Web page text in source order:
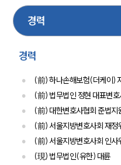
법률상
공
법
뉴스레
경력
(前) 하나손해보험(더케이)
(前) 법무법인 정현 대표변
(前) 대한변호사협회 준법지
(前) 서울지방변호사회 재정
(前) 서울지방변호사회 인사
(現) 법무법인(유한) 대륜